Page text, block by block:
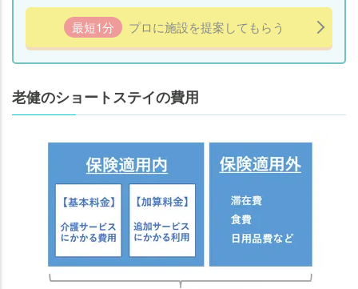
最短1分 プロに施設を提案してもらう
老健のショートステイの費用